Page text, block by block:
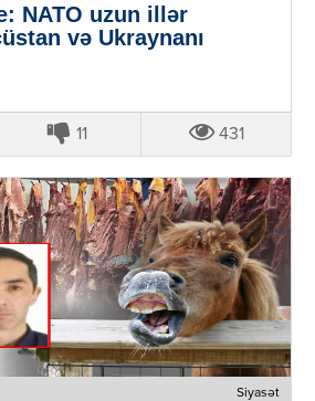
NATO uzun illər
və Ukraynanı
11 431
Siyasət